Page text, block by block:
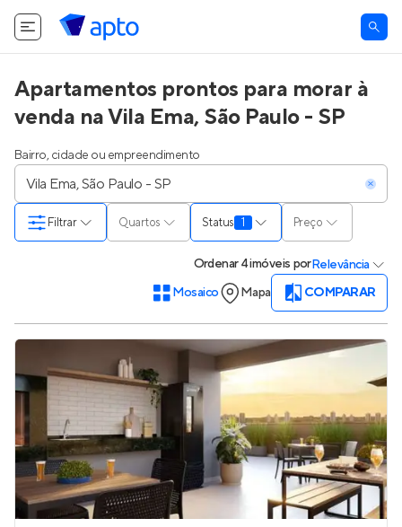
Apartamentos prontos para morar à
venda na Vila Ema, São Paulo - SP
Bairro, cidade ou empreendimento
Quartos Status 1 Preço
Filtrar
Ordenar4 imóveis porRelevância
Mosaico
Mapa COMPARAR